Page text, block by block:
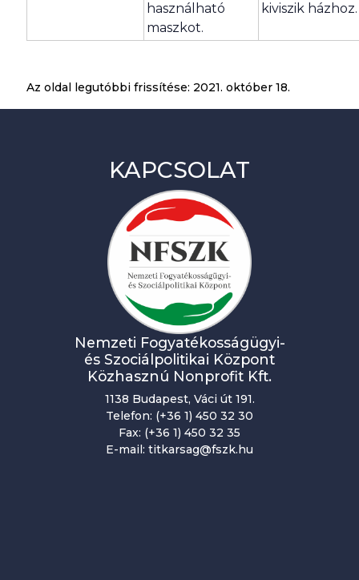
használható
maszkot.
kiviszik házhoz.
Az oldal legutóbbi frissítése: 2021. október 18.
KAPCSOLAT
Nemzeti Fogyatékosságügyi-
és Szociálpolitikai Központ
Közhasznú Nonprofit Kft.
1138 Budapest, Váci út 191.
Telefon: (+36 1) 450 32 30
Fax: (+36 1) 450 32 35
E-mail: titkarsag@fszk.hu